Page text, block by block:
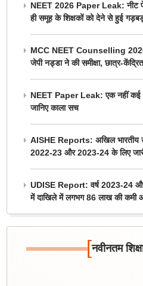
NEET 2026 Paper Leak: नीट
ही समूह के शिक्षकों को देने से हुई
MCC NEET Counselling
जेपी नड्डा ने की समीक्षा, छात्र-
NEET Paper Leak: एक नहीं कई
जानिए काला सच
AISHE Reports: अखिल भारतीय उच्च
2022-23 और 2023-24 के लिए
UDISE Report: वर्ष 2023-24
में दाखिले में लगभग 86 लाख की कमी
[नवीनतम